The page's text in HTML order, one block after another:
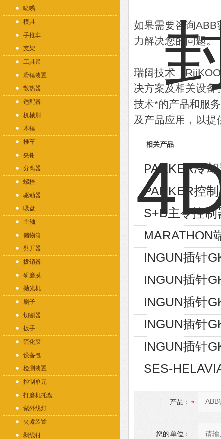
喷嘴
模具
手推车
支架
工具尺
滑锤装置
散热器
适配器
机械刷
木锤
推车
夹钳
分离器
螺栓
驱动器
吸盘
主轴
储物箱
劈开器
拔销器
研磨膜
抛光机
刷子
切割器
扳手
硫化胶
设备包
检测装置
控制单元
打磨机托盘
紫外线灯
夹紧装置
剥线钳
如果需要咨询ABB
力解决您的问题。
瑞阔技术（
决方案及相关设备
技术*的产品和服
及产品应用，以提
相关产品
PARKER冷
PARKER控
S+B主令控
MARATHON
INGUN插针
INGUN插针
INGUN插针
INGUN插针
INGUN插针
SES-
产品：
您的单位：